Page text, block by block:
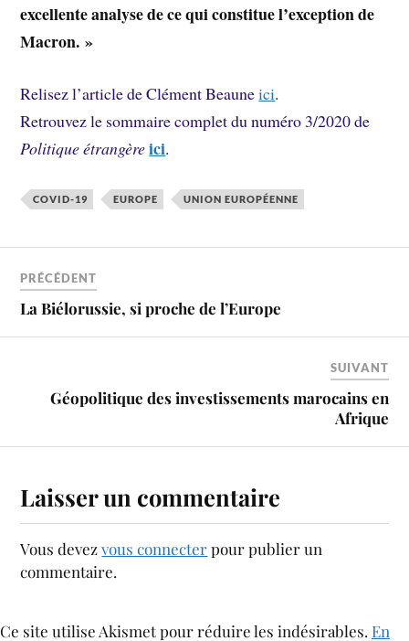
excellente analyse de ce qui constitue l’exception de
Macron. »
Relisez l’article de Clément Beauneici.
Retrouvez le sommaire complet du numéro 3/2020 de
Politique étrangèreici.
COVID-19 EUROPE UNION EUROPÉENNE
PRÉCÉDENT
La Biélorussie, si proche de l’Europe
SUIVANT
Géopolitique des investissements marocains en
Afrique
Laisser un commentaire
Vous devezvous connecterpour publier un
commentaire.
Ce site utilise Akismet pour réduire les indésirables. En